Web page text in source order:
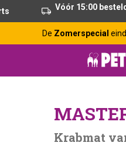
Vóór 15:00
De Zomerspecial
Krabmat